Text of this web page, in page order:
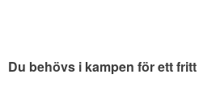
Du behövs i kampen för ett